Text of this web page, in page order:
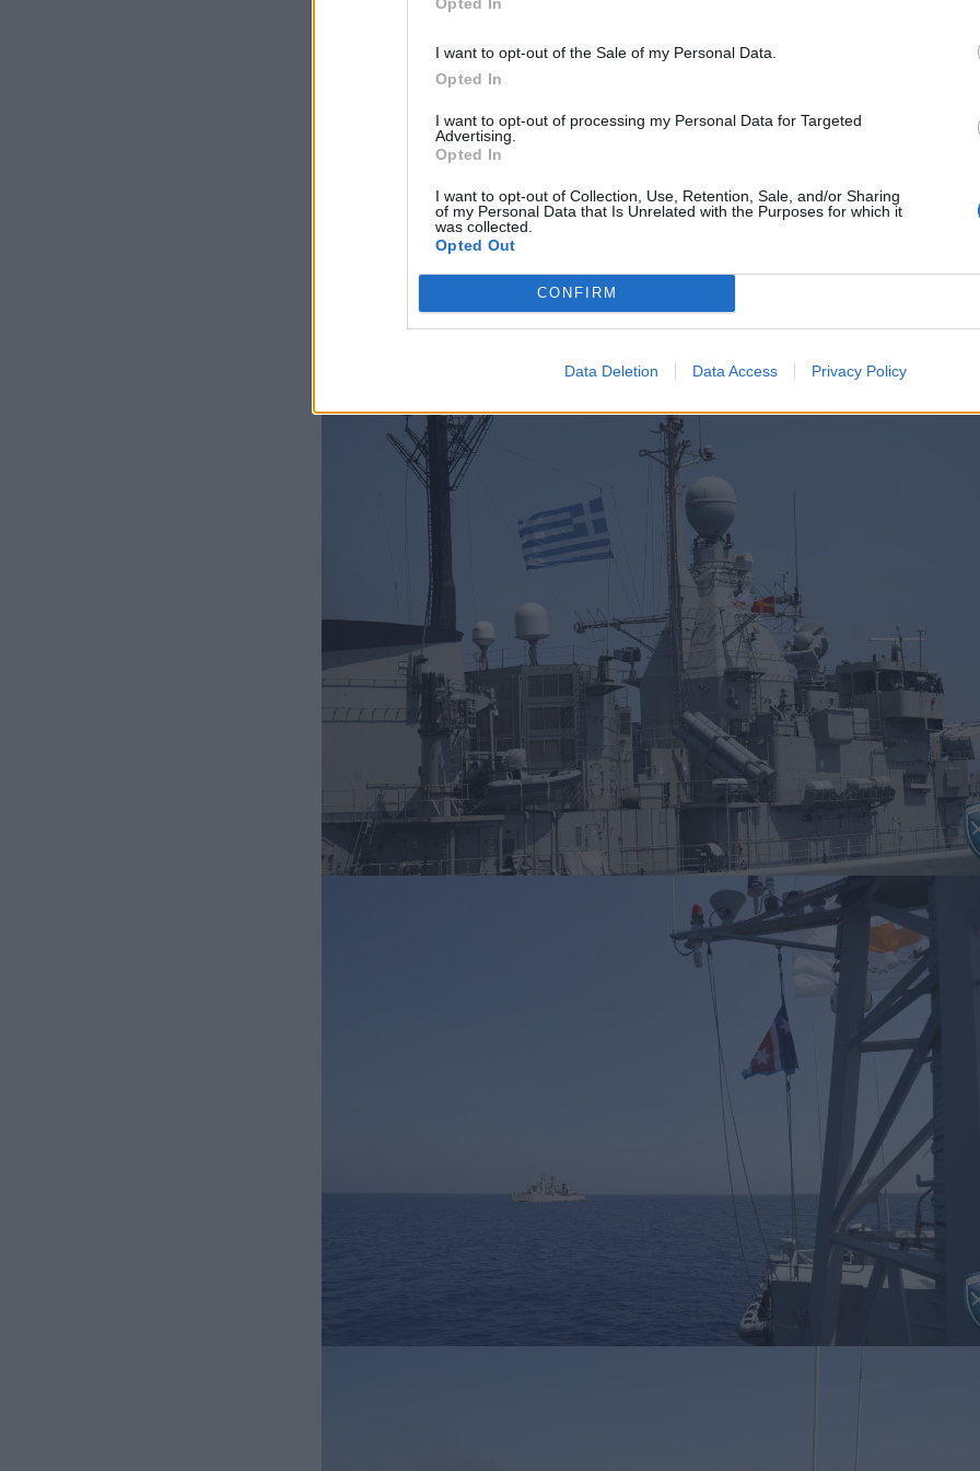
I want to opt-out of the Sale of my Personal Data.
Opted In
I want to opt-out of processing my Personal Data for Targeted
Advertising.
Opted In
I want to opt-out of Collection, Use, Retention, Sale, and/or Sharing
of my Personal Data that Is Unrelated with the Purposes for which it
was collected.
Opted Out
CONFIRM
Data Deletion Data Access Privacy Policy